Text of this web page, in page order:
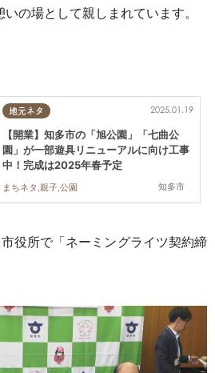
の場として親しまれています。
地元ネタ
知多市
2025.01.19
【開業】知多市の「旭公園」「七曲公
園」が一部遊具リニューアルに向け工事
中！完成は2025年春予定
まちネタ,親子,公園
役所で「ネーミングライツ契約締